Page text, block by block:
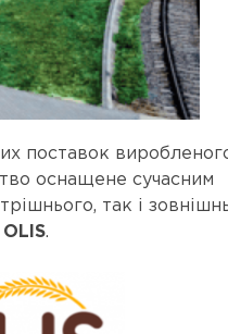
поставок
оснащене сучасним
так і
OLIS.